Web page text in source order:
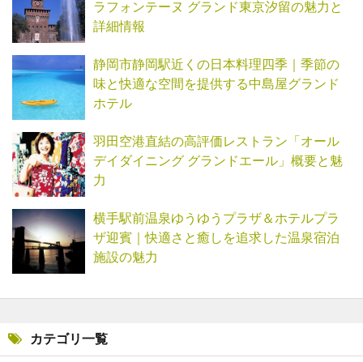
ラフォンテーヌ グランド東京汐留の魅力と
詳細情報
静岡市静岡駅近くの日本料理四季｜季節の
味と快適な空間を提供する中島屋グランド
ホテル
羽田空港直結の高評価レストラン「オール
デイダイニング グランドエール」概要と魅
力
横手駅前温泉ゆうゆうプラザ＆ホテルプラ
ザ迎賓｜快適さと癒しを追求した温泉宿泊
施設の魅力
カテゴリ一覧